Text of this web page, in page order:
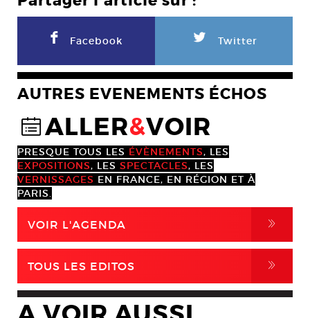
F Facebook L Twitter
AUTRES EVENEMENTS ÉCHOS
@ALLER&VOIR
PRESQUE TOUS LES ÉVÈNEMENTS, LES
EXPOSITIONS, LES SPECTACLES, LES
VERNISSAGES EN FRANCE, EN RÉGION ET À
PARIS.
VOIR L'AGENDA ,
TOUS LES EDITOS ,